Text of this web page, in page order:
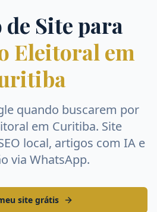
Site para
Eleitoral em
quando buscarem por
em Curitiba. Site
local, artigos com IA e
via WhatsApp.
site grátis